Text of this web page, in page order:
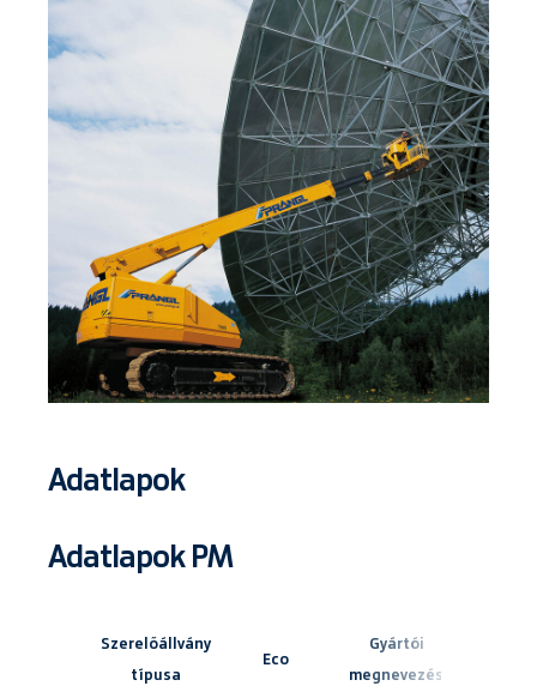
Adatlapok
Adatlapok PM
Szerelőállvány
típusa
Eco
Gyártói
megnevezés